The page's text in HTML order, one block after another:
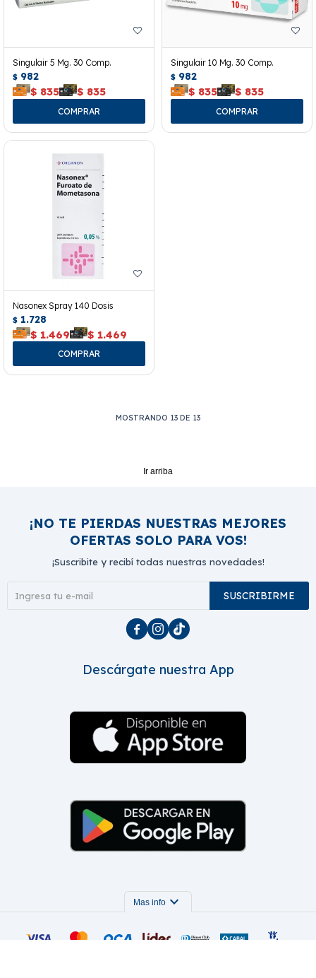
Singulair 5 Mg. 30 Comp.
$ 982
$ 835 $ 835
Singulair 10 Mg. 30 Comp.
$ 982
$ 835 $ 835
Nasonex Spray 140 Dosis
$ 1.728
$ 1.469 $ 1.469
MOSTRANDO 13 DE 13
Ir arriba
¡NO TE PIERDAS NUESTRAS MEJORES
OFERTAS SOLO PARA VOS!
¡Suscribite y recibí todas nuestras novedades!
SUSCRIBIRME
  
Descárgate nuestra App
Mas info expand_more